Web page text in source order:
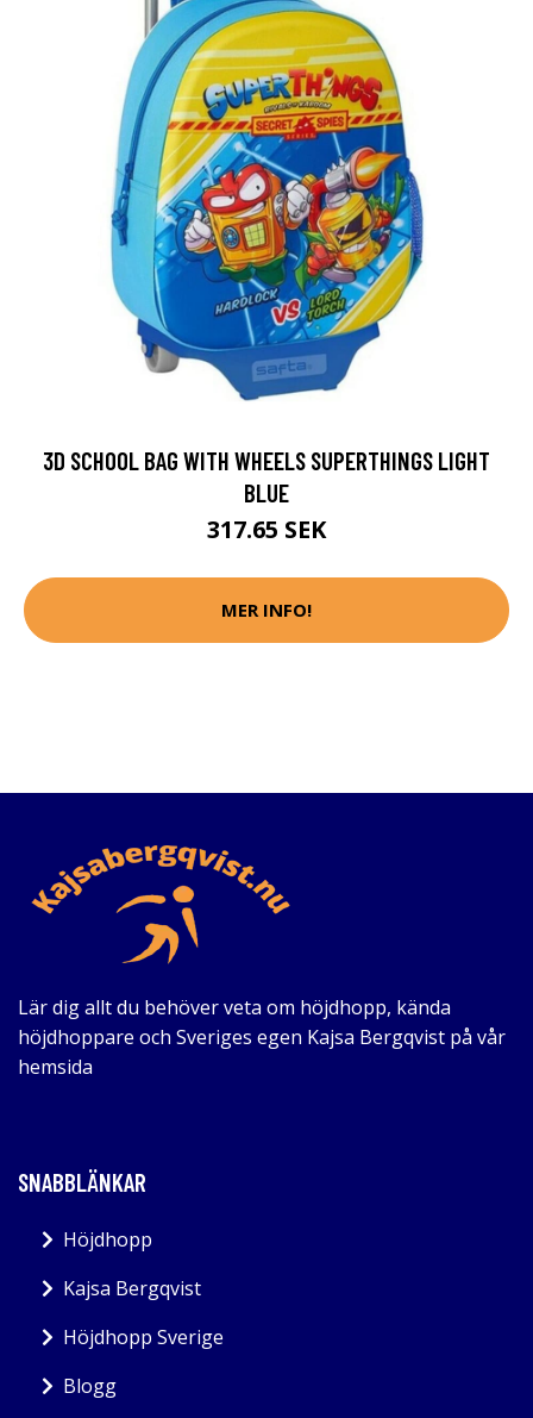
3D SCHOOL BAG WITH WHEELS SUPERTHINGS LIGHT
BLUE
317.65 SEK
MER INFO!
Lär dig allt du behöver veta om höjdhopp, kända
höjdhoppare och Sveriges egen Kajsa Bergqvist på vår
hemsida
SNABBLÄNKAR
Höjdhopp
Kajsa Bergqvist
Höjdhopp Sverige
Blogg